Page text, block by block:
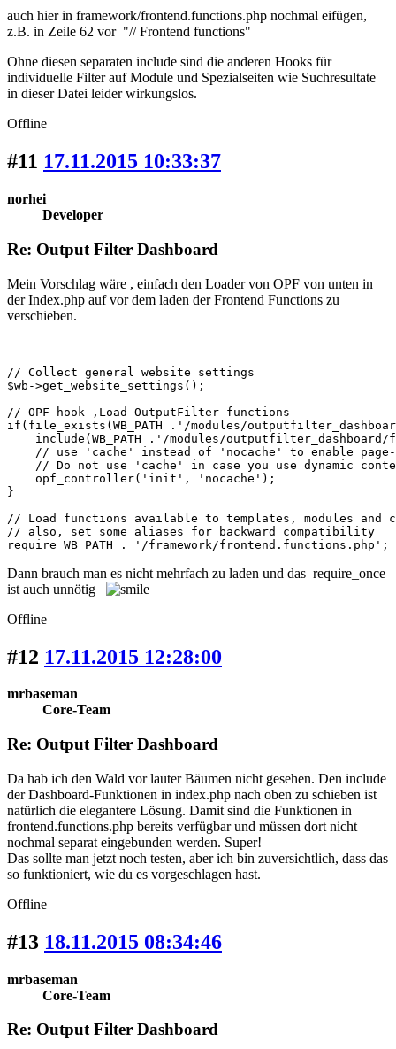
auch hier in framework/frontend.functions.php nochmal eifügen,
z.B. in Zeile 62 vor "// Frontend functions"
Ohne diesen separaten include sind die anderen Hooks für
individuelle Filter auf Module und Spezialseiten wie Suchresultate
in dieser Datei leider wirkungslos.
Offline
#11 17.11.2015 10:33:37
norhei
Developer
Re: Output Filter Dashboard
Mein Vorschlag wäre , einfach den Loader von OPF von unten in
der Index.php auf vor dem laden der Frontend Functions zu
verschieben.
// Collect general website settings
$wb->get_website_settings();
// OPF hook ,Load OutputFilter functions
if(file_exists(WB_PATH .'/modules/
include(WB_PATH .'/modules/outputfilter_dashboard/
// use 'cache' instead of 'nocache' to enable
// Do not use 'cache' in case you use dynamic
    opf_controller('init', 'nocache');
}
// Load functions available to templates, modules and
// also, set some aliases for backward compatibility
require WB_PATH . '/framework/frontend.functions.php';
Dann brauch man es nicht mehrfach zu laden und das require_once
ist auch unnötig
Offline
#12 17.11.2015 12:28:00
mrbaseman
Core-Team
Re: Output Filter Dashboard
Da hab ich den Wald vor lauter Bäumen nicht gesehen. Den include
der Dashboard-Funktionen in index.php nach oben zu schieben ist
natürlich die elegantere Lösung. Damit sind die Funktionen in
frontend.functions.php bereits verfügbar und müssen dort nicht
nochmal separat eingebunden werden. Super!
Das sollte man jetzt noch testen, aber ich bin zuversichtlich, dass das
so funktioniert, wie du es vorgeschlagen hast.
Offline
#13 18.11.2015 08:34:46
mrbaseman
Core-Team
Re: Output Filter Dashboard